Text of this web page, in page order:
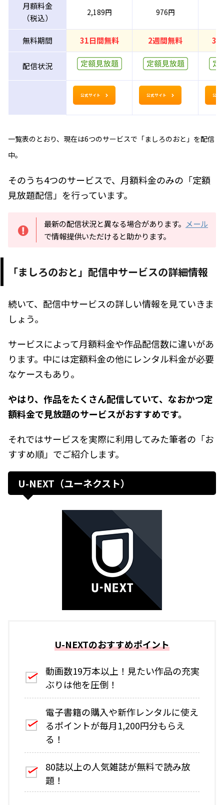
月額料金
（税込）
2,189円 976円
無料期間 31日間無料 2週間無料 30
配信状況
公式サイト 公式サイト 公式
一覧表のとおり、現在は6つのサービスで「ましろのおと」を配信
中。
そのうち4つのサービスで、月額料金のみの「定額
見放題配信」を行っています。
最新の配信状況と異なる場合があります。 メール
で情報提供いただけると助かります。
「ましろのおと」配信中サービスの詳細情報
続いて、配信中サービスの詳しい情報を見ていきま
しょう。
サービスによって月額料金や作品配信数に違いがあ
ります。中には定額料金の他にレンタル料金が必要
なケースもあり。
やはり、作品をたくさん配信していて、なおかつ定
額料金で見放題のサービスがおすすめです。
それではサービスを実際に利用してみた筆者の「お
すすめ順」でご紹介します。
U-NEXT（ユーネクスト）
U-NEXTのおすすめポイント
動画数19万本以上！見たい作品の充実
ぶりは他を圧倒！
電子書籍の購入や新作レンタルに使え
るポイントが毎月1,200円分もらえ
る！
80誌以上の人気雑誌が無料で読み放
題！